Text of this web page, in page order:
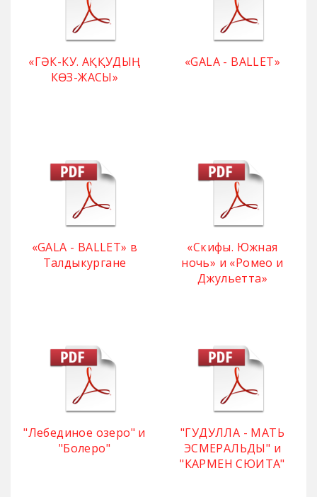
«ГӘК-КУ. АҚҚУДЫҢ
КӨЗ-ЖАСЫ»
«GALA - BALLET»
«GALA - BALLET» в
Талдыкургане
«Скифы. Южная
ночь» и «Ромео и
Джульетта»
"Лебединое озеро" и
"Болеро"
"ГУДУЛЛА - МАТЬ
ЭСМЕРАЛЬДЫ" и
"КАРМЕН СЮИТА"